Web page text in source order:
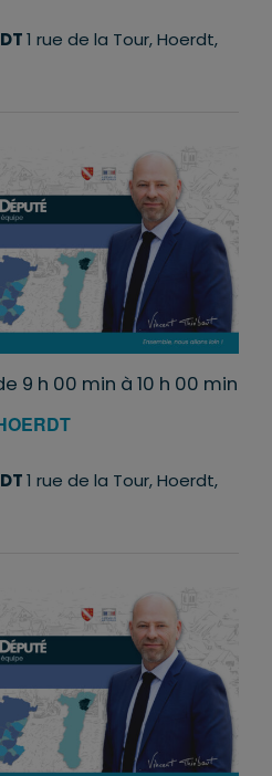
1 rue de la Tour, Hoerdt,
9 h 00 min à 10 h 00 min
1 rue de la Tour, Hoerdt,